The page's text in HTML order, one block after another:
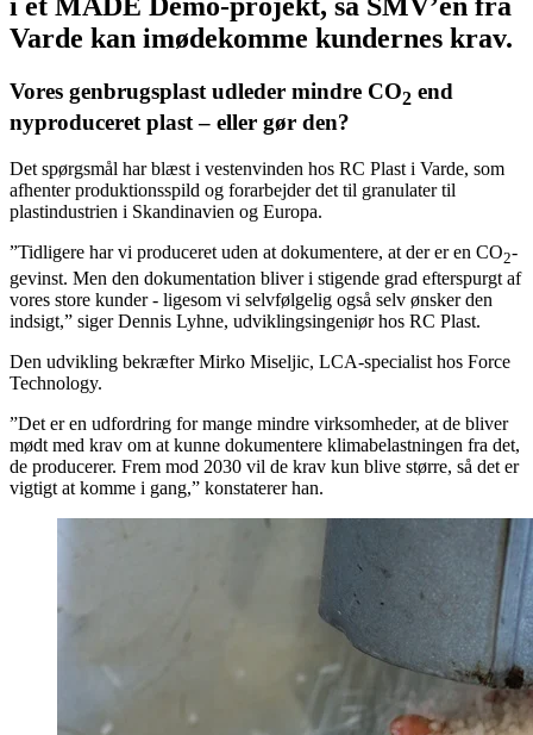
i et MADE Demo-projekt, så SMV’en fra
Varde kan imødekomme kundernes krav.
Vores genbrugsplast udleder mindre CO2 end
nyproduceret plast – eller gør den?
Det spørgsmål har blæst i vestenvinden hos RC Plast i Varde, som
afhenter produktionsspild og forarbejder det til granulater til
plastindustrien i Skandinavien og Europa.
”Tidligere har vi produceret uden at dokumentere, at der er en CO2-
gevinst. Men den dokumentation bliver i stigende grad efterspurgt af
vores store kunder - ligesom vi selvfølgelig også selv ønsker den
indsigt,” siger Dennis Lyhne, udviklingsingeniør hos RC Plast.
Den udvikling bekræfter Mirko Miseljic, LCA-specialist hos Force
Technology.
”Det er en udfordring for mange mindre virksomheder, at de bliver
mødt med krav om at kunne dokumentere klimabelastningen fra det,
de producerer. Frem mod 2030 vil de krav kun blive større, så det er
vigtigt at komme i gang,” konstaterer han.